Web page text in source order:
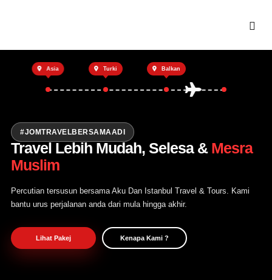
Tentang Kami
Hubungi Kami
Asia Turki Balkan
#JOMTRAVELBERSAMAADI
Travel Lebih Mudah, Selesa & Mesra
Muslim
Percutian tersusun bersama Aku Dan Istanbul Travel & Tours. Kami
bantu urus perjalanan anda dari mula hingga akhir.
Lihat Pakej Kenapa Kami ?